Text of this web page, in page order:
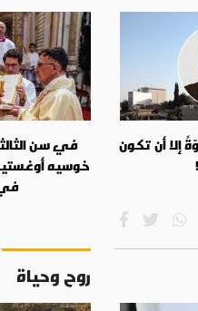
إلا أن تكون
في سن
خوسيه
روح وحياة